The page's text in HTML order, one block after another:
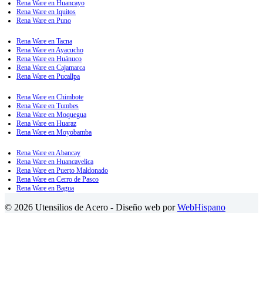
Rena Ware en Huancayo
Rena Ware en Iquitos
Rena Ware en Puno
Rena Ware en Tacna
Rena Ware en Ayacucho
Rena Ware en Huánuco
Rena Ware en Cajamarca
Rena Ware en Pucallpa
Rena Ware en Chimbote
Rena Ware en Tumbes
Rena Ware en Moquegua
Rena Ware en Huaraz
Rena Ware en Moyobamba
Rena Ware en Abancay
Rena Ware en Huancavelica
Rena Ware en Puerto Maldonado
Rena Ware en Cerro de Pasco
Rena Ware en Bagua
© 2026 Utensilios de Acero - Diseño web porWebHispano